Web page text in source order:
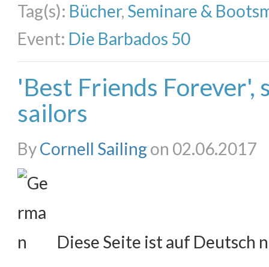
Tag(s): Bücher, Seminare &
Event: Die Barbados 50
'Best Friends Forever',
sailors
ByCornell Sailingon 02.06.2017
Diese Seite ist auf Deutsch